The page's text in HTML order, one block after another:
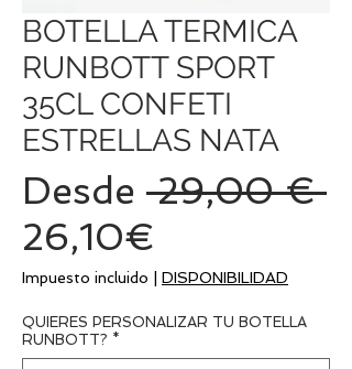
BOTELLA TERMICA
RUNBOTT SPORT
35CL CONFETI
ESTRELLAS NATA
Desde 29,00 €
26,10€
de
oferta
Impuesto incluido DISPONIBILIDAD
QUIERES PERSONALIZAR TU BOTELLA
RUNBOTT? *